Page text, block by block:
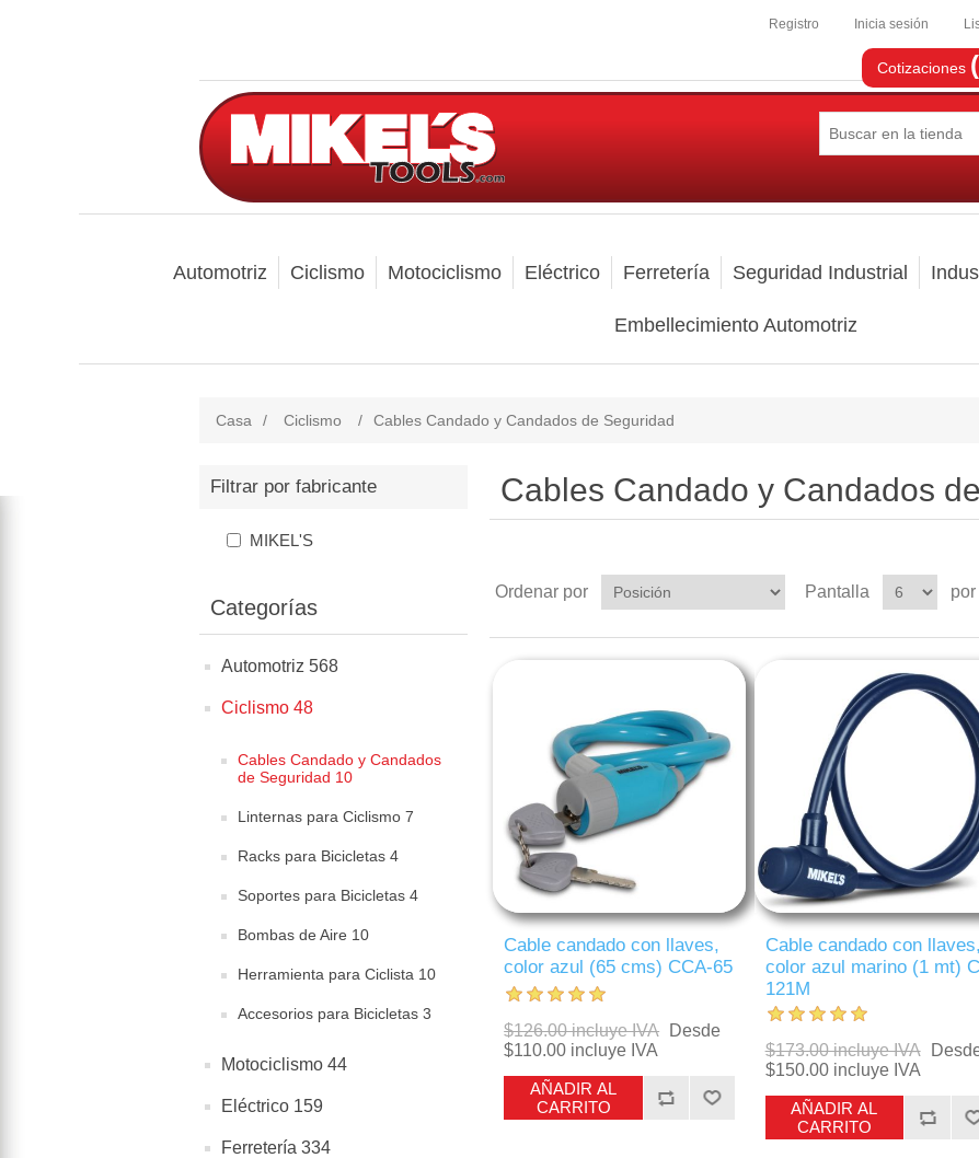
Registro Inicia sesión
Cotizaciones
Automotriz Ciclismo Motociclismo Eléctrico Ferretería Seguridad Industrial
Embellecimiento Automotriz
Casa / Ciclismo / Cables Candado y Candados de Seguridad
Filtrar por fabricante
MIKEL'S
Categorías
Automotriz 568
Ciclismo 48
Cables Candado y Candados
de Seguridad 10
Linternas para Ciclismo 7
Racks para Bicicletas 4
Soportes para Bicicletas 4
Bombas de Aire 10
Herramienta para Ciclista 10
Accesorios para Bicicletas 3
Motociclismo 44
Eléctrico 159
Ferretería 334
Cables Candado y Candados
Ordenar por Pantalla
Cable candado con llaves,
color azul (65 cms) CCA-65
$126.00 incluye IVA
Desde
$110.00 incluye IVA
AÑADIR AL
CARRITO
Cable candado con llaves,
color azul marino (1 mt)
121M
$173.00 incluye IVA
$150.00 incluye IVA
AÑADIR AL
CARRITO